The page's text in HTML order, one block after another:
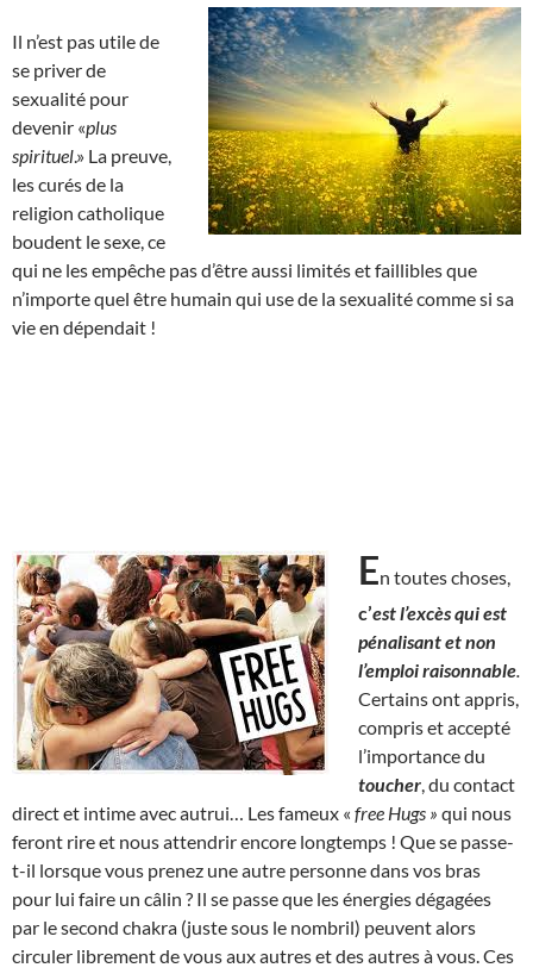
Il n’est pas utile de
se priver de
sexualité pour
devenir «plus
spirituel.» La preuve,
les curés de la
religion catholique
boudent le sexe, ce
qui ne les empêche pas d’être aussi limités et faillibles que
n’importe quel être humain qui use de la sexualité comme si sa
vie en dépendait !
En toutes choses,
c’est l’excès qui est
pénalisant et non
l’emploi raisonnable
Certains ont appris,
compris et accepté
l’importance du
toucher , du contact
direct et intime avec autrui… Les fameux « free Hugs » qui nous
feront rire et nous attendrir encore longtemps ! Que se passe-
t-il lorsque vous prenez une autre personne dans vos bras
pour lui faire un câlin ? Il se passe que les énergies dégagées
par le second chakra (juste sous le nombril) peuvent alors
circuler librement de vous aux autres et des autres à vous. Ces